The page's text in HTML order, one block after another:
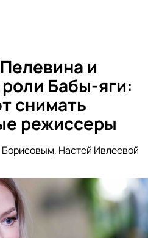
и
Бабы-яги:
снимать
режиссеры
Настей Ивлеевой